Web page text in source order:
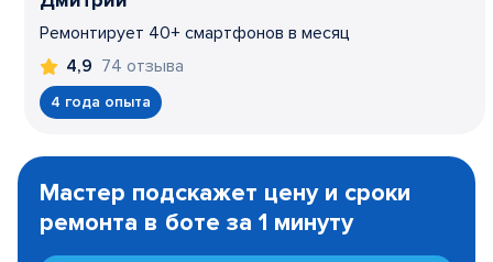
Ремонтирует 40+ смартфонов в месяц
4,9 74 отзыва
4 года опыта
1
Мастер подскажет цену и сроки
ремонта в боте за 1 минуту